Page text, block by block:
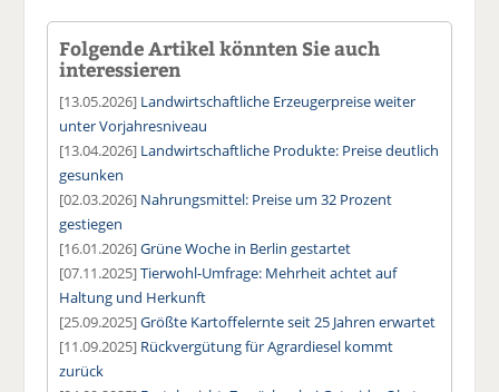
Folgende Artikel könnten Sie auch
interessieren
[13.05.2026] Landwirtschaftliche Erzeugerpreise weiter
unter Vorjahresniveau
[13.04.2026] Landwirtschaftliche Produkte: Preise deutlich
gesunken
[02.03.2026] Nahrungsmittel: Preise um 32 Prozent
gestiegen
[16.01.2026]Grüne Woche in Berlin gestartet
[07.11.2025]Tierwohl-Umfrage: Mehrheit achtet auf
Haltung und Herkunft
[25.09.2025]Größte Kartoffelernte seit 25 Jahren erwartet
[11.09.2025] Rückvergütung für Agrardiesel kommt
zurück